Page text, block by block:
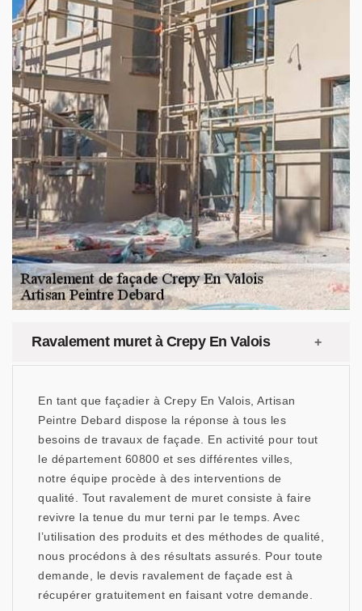
Ravalement muret à Crepy En Valois
En tant que façadier à Crepy En Valois, Artisan
Peintre Debard dispose la réponse à tous les
besoins de travaux de façade. En activité pour tout
le département 60800 et ses différentes villes,
notre équipe procède à des interventions de
qualité. Tout ravalement de muret consiste à faire
revivre la tenue du mur terni par le temps. Avec
l’utilisation des produits et des méthodes de qualité,
nous procédons à des résultats assurés. Pour toute
demande, le devis ravalement de façade est à
récupérer gratuitement en faisant votre demande.